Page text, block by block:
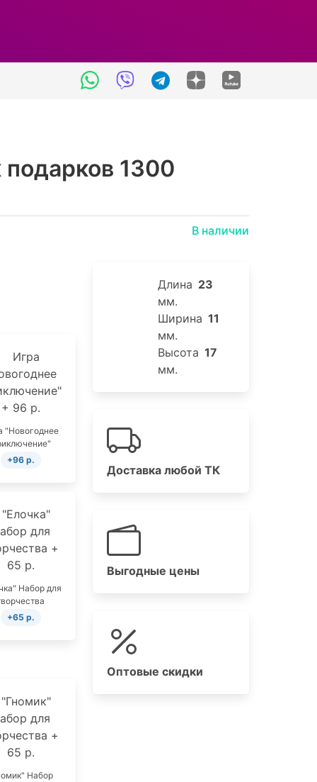
1300
В наличии
"Новогоднее
+96 р.
Набор для
+65 р.
Набор
Длина 23
мм.
Ширина 11
мм.
Высота 17
мм.
Доставка любой ТК
Выгодные цены
Оптовые скидки